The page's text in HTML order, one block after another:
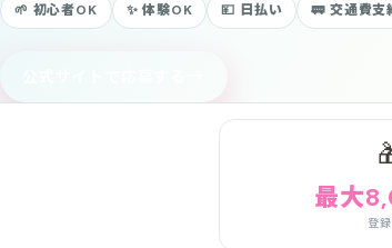
🌱 初心者OK ✨ 体験OK 💴 日払い 🚃 交通費支
最大
登